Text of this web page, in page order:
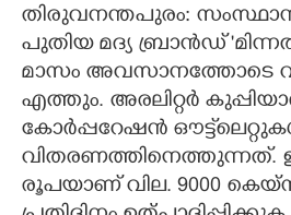
LITERATURE
ZOOM
CONTACT US
തിരുവനന്തപുരം: സംസ്ഥാന
പുതിയ മദ്യ ബ്രാൻഡ്
മാസം അവസാനത്തോടെ
എത്തും. അരലിറ്റർ
കോർപ്പറേഷൻ
വിതരണത്തിനെത്തുന്നത്.
രൂപയാണ് വില. 9000